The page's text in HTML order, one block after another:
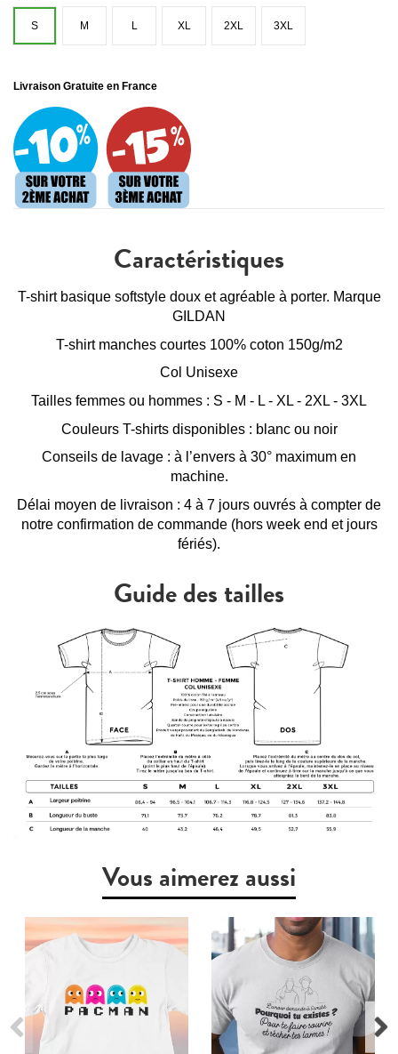
S M L XL 2XL 3XL
Livraison Gratuite en France
Caractéristiques
T-shirt basique softstyle doux et agréable à porter. Marque
GILDAN
T-shirt manches courtes 100% coton 150g/m2
Col Unisexe
Tailles femmes ou hommes : S - M - L - XL - 2XL - 3XL
Couleurs T-shirts disponibles : blanc ou noir
Conseils de lavage : à l’envers à 30° maximum en
machine.
Délai moyen de livraison : 4 à 7 jours ouvrés à compter de
notre confirmation de commande (hors week end et jours
fériés).
Guide des tailles
Vous aimerez aussi